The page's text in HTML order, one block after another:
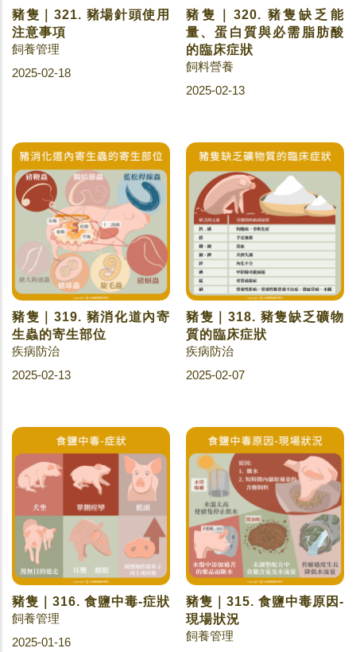
豬隻｜321. 豬場針頭使用
注意事項
飼養管理
2025-02-18
豬隻｜320. 豬隻缺乏能
量、蛋白質與必需脂肪酸
的臨床症狀
飼料營養
2025-02-13
豬隻｜319. 豬消化道內寄
生蟲的寄生部位
疾病防治
2025-02-13
豬隻｜318. 豬隻缺乏礦物
質的臨床症狀
疾病防治
2025-02-07
豬隻｜316. 食鹽中毒-症狀
飼養管理
2025-01-16
豬隻｜315. 食鹽中毒原因-
現場狀況
飼養管理